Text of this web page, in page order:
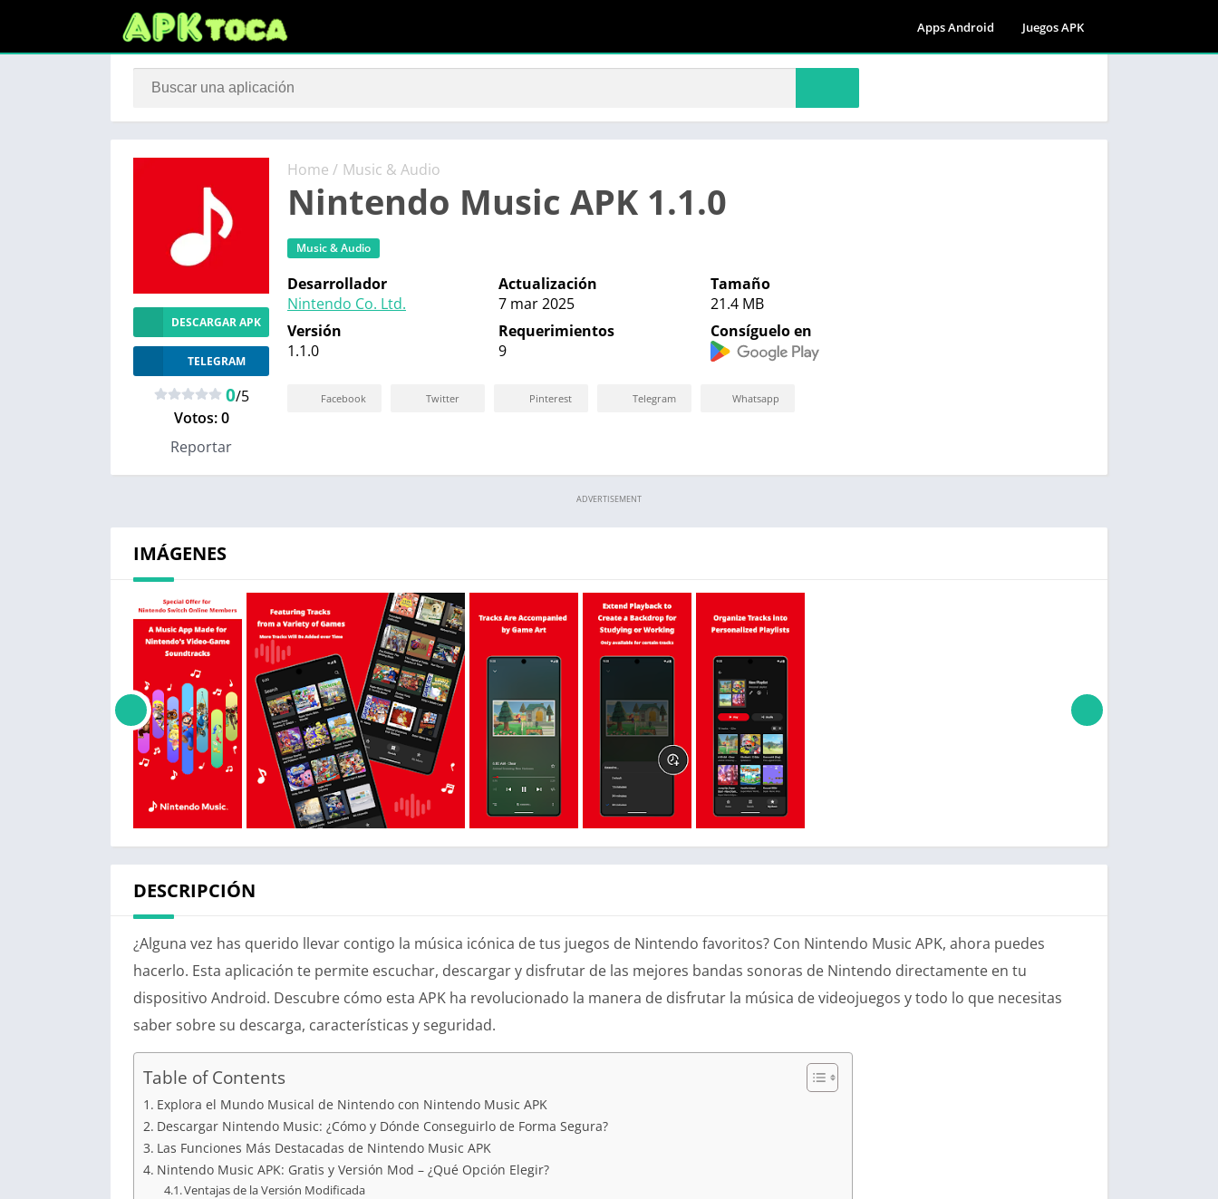
Apps Android Juegos APK
Home / Music & Audio
Nintendo Music APK 1.1.0
Music & Audio
DESCARGAR APK
TELEGRAM
0/5
Votos:0
Reportar
Desarrollador
Nintendo Co. Ltd.
Actualización
7 mar 2025
Tamaño
21.4 MB
Versión
1.1.0
Requerimientos
9
Consíguelo en
Facebook Twitter Pinterest Telegram Whatsapp
ADVERTISEMENT
IMÁGENES
DESCRIPCIÓN
¿Alguna vez has querido llevar contigo la música icónica de tus juegos de Nintendo favoritos? Con Nintendo Music APK, ahora puedes
hacerlo. Esta aplicación te permite escuchar, descargar y disfrutar de las mejores bandas sonoras de Nintendo directamente en tu
dispositivo Android. Descubre cómo esta APK ha revolucionado la manera de disfrutar la música de videojuegos y todo lo que necesitas
saber sobre su descarga, características y seguridad.
Table of Contents
Explora el Mundo Musical de Nintendo con Nintendo Music APK
Descargar Nintendo Music: ¿Cómo y Dónde Conseguirlo de Forma Segura?
Las Funciones Más Destacadas de Nintendo Music APK
Nintendo Music APK: Gratis y Versión Mod – ¿Qué Opción Elegir?
Ventajas de la Versión Modificada